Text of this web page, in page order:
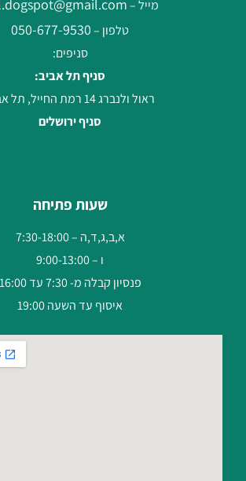
מייל –
טלפון –050-677-9530
סניפים:
סניף תל אביב:
ראול ולנברג 14 רמת החייל, תל אביב
סניף ירושלים
שעות פתיחה
א,ב,ג,ד,ה – 7:30-18:00
ו – 9:00-13:00
פנסיון קבלה מ- 7:30 עד 16:00
איסוף עד השעה 19:00